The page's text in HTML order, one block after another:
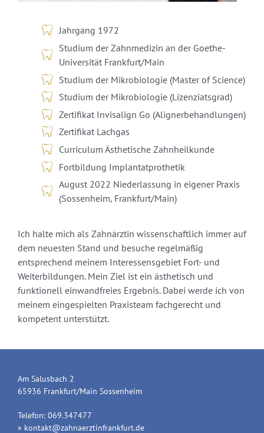
Jahrgang 1972
Studium der Zahnmedizin an der Goethe-
Universität Frankfurt/Main
Studium der Mikrobiologie (Master of Science)
Studium der Mikrobiologie (Lizenziatsgrad)
Zertifikat Invisalign Go (Alignerbehandlungen)
Zertifikat Lachgas
Curriculum Ästhetische Zahnheilkunde
Fortbildung Implantatprothetik
August 2022 Niederlassung in eigener Praxis
(Sossenheim, Frankfurt/Main)
Ich halte mich als Zahnärztin wissenschaftlich immer auf
dem neuesten Stand und besuche regelmäßig
entsprechend meinem Interessensgebiet Fort- und
Weiterbildungen. Mein Ziel ist ein ästhetisch und
funktionell einwandfreies Ergebnis. Dabei werde ich von
meinem eingespielten Praxisteam fachgerecht und
kompetent unterstützt.
Am Salusbach 2
65936 Frankfurt/Main Sossenheim
Telefon: 069.347477
» kontakt@zahnaerztinfrankfurt.de